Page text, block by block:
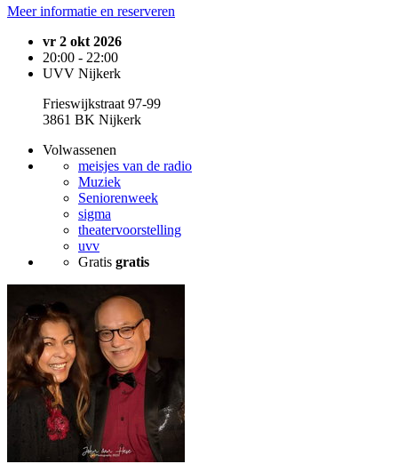
Meer informatie en reserveren
vr 2 okt 2026
20:00 - 22:00
UVV Nijkerk
Frieswijkstraat 97-99
3861 BK Nijkerk
Volwassenen
meisjes van de radio
Muziek
Seniorenweek
sigma
theatervoorstelling
uvv
Gratis gratis